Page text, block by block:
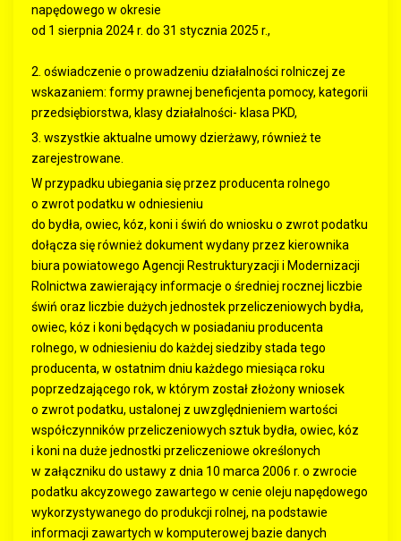
napędowego w okresie
od 1 sierpnia 2024 r. do 31 stycznia 2025 r.,
2. oświadczenie o prowadzeniu działalności rolniczej ze
wskazaniem: formy prawnej beneficjenta pomocy, kategorii
przedsiębiorstwa, klasy działalności- klasa PKD,
3. wszystkie aktualne umowy dzierżawy, również te
zarejestrowane.
W przypadku ubiegania się przez producenta rolnego
o zwrot podatku w odniesieniu
do bydła, owiec, kóz, koni i świń do wniosku o zwrot podatku
dołącza się również dokument wydany przez kierownika
biura powiatowego Agencji Restrukturyzacji i Modernizacji
Rolnictwa zawierający informacje o średniej rocznej liczbie
świń oraz liczbie dużych jednostek przeliczeniowych bydła,
owiec, kóz i koni będących w posiadaniu producenta
rolnego, w odniesieniu do każdej siedziby stada tego
producenta, w ostatnim dniu każdego miesiąca roku
poprzedzającego rok, w którym został złożony wniosek
o zwrot podatku, ustalonej z uwzględnieniem wartości
współczynników przeliczeniowych sztuk bydła, owiec, kóz
i koni na duże jednostki przeliczeniowe określonych
w załączniku do ustawy z dnia 10 marca 2006 r. o zwrocie
podatku akcyzowego zawartego w cenie oleju napędowego
wykorzystywanego do produkcji rolnej, na podstawie
informacji zawartych w komputerowej bazie danych